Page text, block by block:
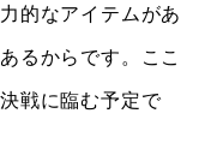
的なアイテムがあ
るからです。ここ
戦に臨む予定で